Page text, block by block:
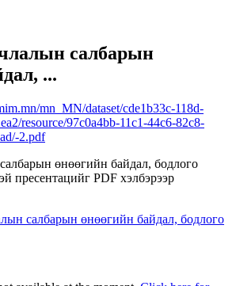
салбарын
...
mn_MN/dataset/cde1b33c-118d-
resource/97c0a4bb-11c1-44c6-82c8-
2.pdf
өнөөгийн байдал, бодлого
пресентацийг PDF хэлбэрээр
салбарын өнөөгийн байдал, бодлого